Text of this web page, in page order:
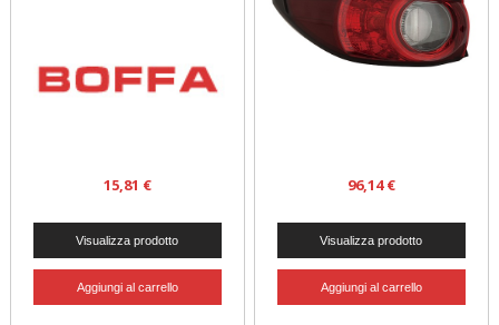
15,81 € 96,14 €